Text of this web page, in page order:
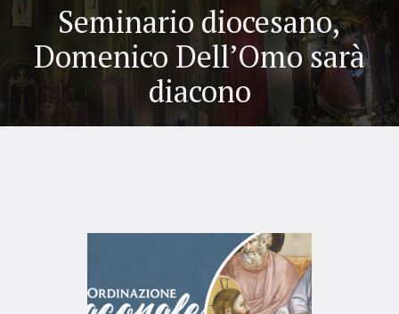
Seminario diocesano,
Domenico Dell’Omo sarà
diacono